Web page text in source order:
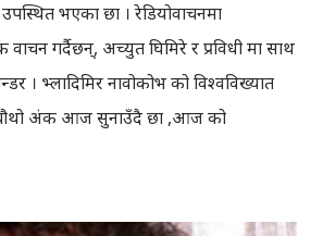
भएका छौँ । रेडियोवाचनमा
वाचन गर्दैछन्, अच्युत घिमिरे र प्रविधी मा साथ
। भ्लादिमिर नावोकोभ को विश्वविख्यात
चौथो अंक आज सुनाउँदै छौँ ,आज को
प्रोफेसर र कलिली केटी बिच को सम्बन्ध को